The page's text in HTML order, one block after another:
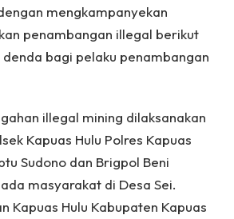
mengkampanyekan
penambangan illegal berikut
denda bagi pelaku penambangan
illegal mining dilaksanakan
Kapuas Hulu Polres Kapuas
Sudono dan Brigpol Beni
masyarakat di Desa Sei.
Kapuas Hulu Kabupaten Kapuas